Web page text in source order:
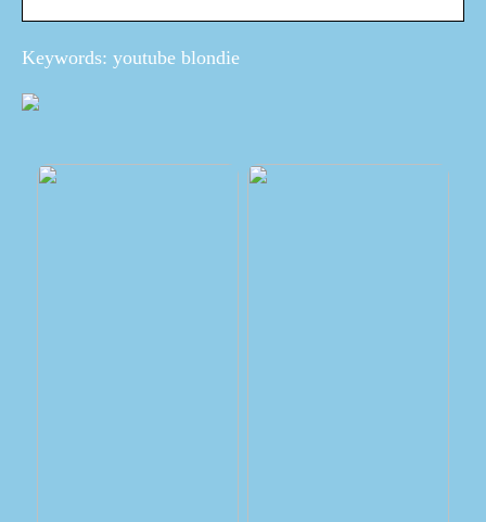
Keywords: youtube blondie